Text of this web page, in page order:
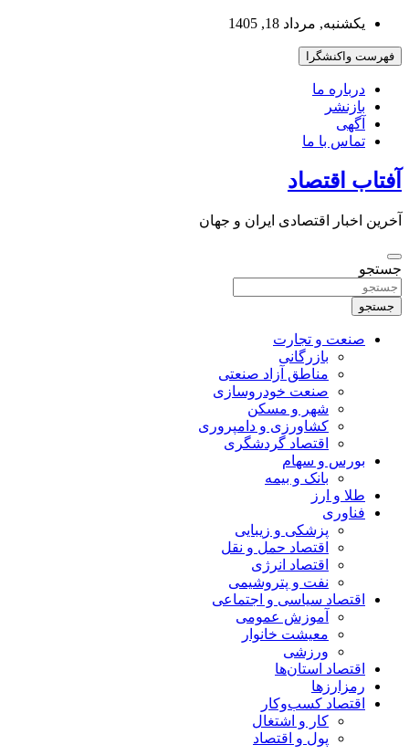
بروید
یکشنبه, مرداد 18, 1405
فهرست واکنشگرا
درباره ما
بازنشر
آگهی
تماس با ما
آفتاب اقتصاد
آخرین اخبار اقتصادی ایران و جهان
جستجو
جستجو
صنعت و تجارت
بازرگانی
مناطق آزاد صنعتی
صنعت خودروسازی
شهر و مسکن
کشاورزی و دامپروری
اقتصاد گردشگری
بورس و سهام
بانک و بیمه
طلا و ارز
فناوری
پزشکی و زیبایی
اقتصاد حمل و نقل
اقتصاد انرژی
نفت و پتروشیمی
اقتصاد سیاسی و اجتماعی
آموزش عمومی
معیشت خانوار
ورزشی
اقتصاد استان‌ها
رمزارزها
اقتصاد کسب‌و‌کار
کار و اشتغال
پول و اقتصاد